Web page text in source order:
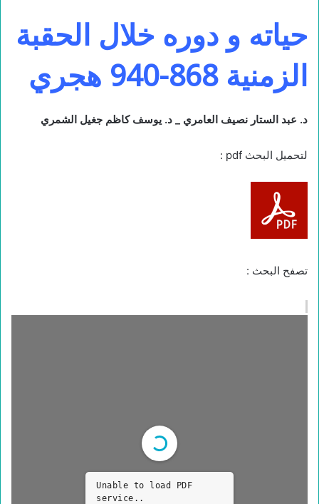
حياته و دوره خلال الحقبة
الزمنية 868-940 هجري
د. عبد الستار نصيف العامري _ د. يوسف كاظم جغيل الشمري
لتحميل البحث pdf :
تصفح البحث :
Unable to load PDF
service..